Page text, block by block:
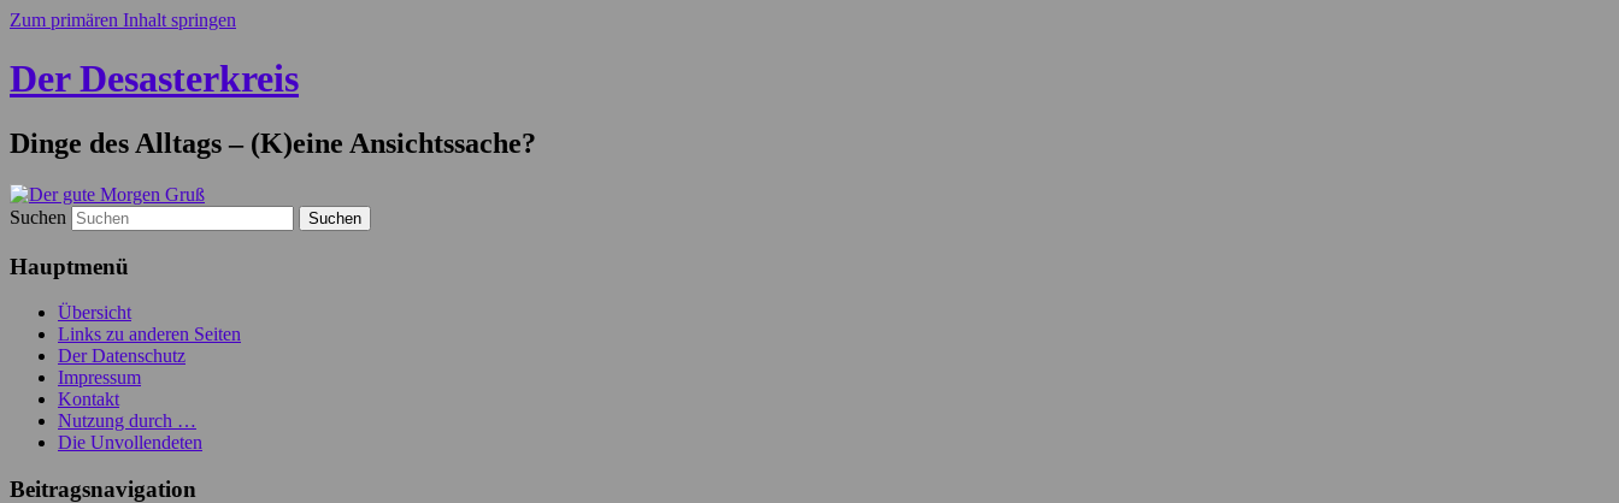
Zum primären Inhalt springen
Der Desasterkreis
Dinge des Alltags – (K)eine Ansichtssache?
Suchen
Hauptmenü
Übersicht
Links zu anderen Seiten
Der Datenschutz
Impressum
Kontakt
Nutzung durch …
Die Unvollendeten
Beitragsnavigation